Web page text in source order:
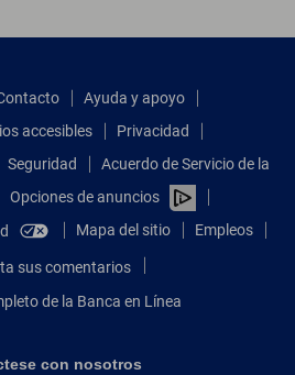
Ayuda y apoyo
accesibles
Privacidad
Seguridad
Acuerdo de Servicio de la
Opciones de anuncios
Mapa del sitio Empleos
Comparta sus comentarios
de la Banca en Línea
con nosotros